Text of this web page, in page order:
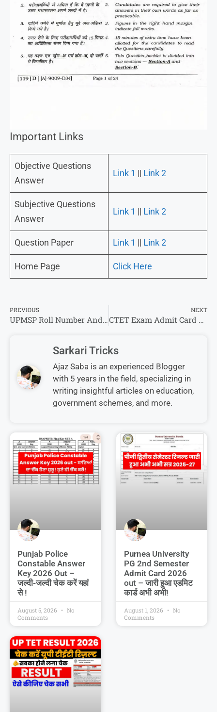
Important Links
Objective Questions
Answer
Link 1 || Link 2
Subjective Questions
Answer
Link 1 || Link 2
Question Paper Link 1 || Link 2
Home Page Click Here
PREVIOUS
UPMSP Roll Number And Admit Card 2026 Search By Name : एडमिट कार्ड नाम से करे डाउनलोड
NEXT
CTET Exam Admit Card 2026 – डाउनलोड करें यहां से एडमिट कार्ड एक क्लिक में !
Sarkari Tricks
Ajaz Saba is an experienced Blogger
with 5 years in the field, specializing in
writing insightful articles on education,
government schemes, and more.
Punjab Police
Constable Answer
Key 2026 Out –
जल्दी-जल्दी चेक करें यहां
से !
August 5, 2026
No
Comments
Purnea University
PG 2nd Semester
Admit Card 2026
out – जारी हुआ एडमिट
कार्ड अभी अभी!
August 1, 2026
No
Comments